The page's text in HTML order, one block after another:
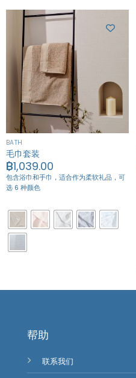
BATH
毛巾套装
฿1,039.00
包含浴巾和手巾，适合作为柔软礼品， 可
选 6 种颜色
帮助
联系我们